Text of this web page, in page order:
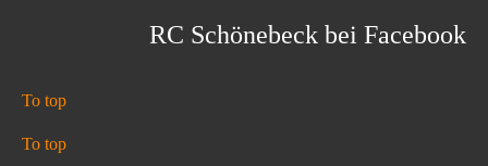
RC Schönebeck bei Facebook
To top
To top